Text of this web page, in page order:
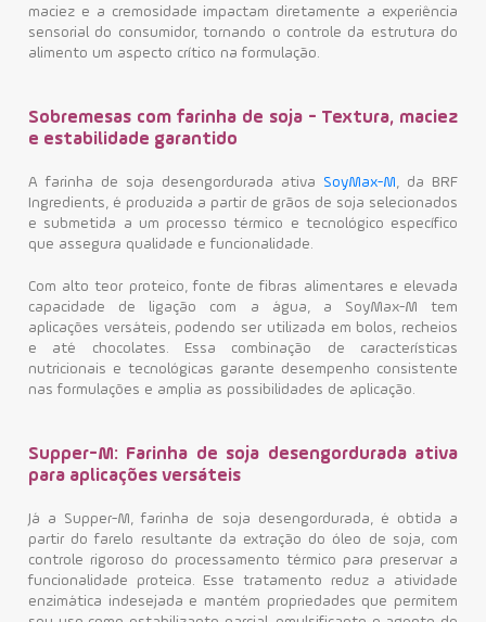
maciez e a cremosidade impactam diretamente a experiência
sensorial do consumidor, tornando o controle da estrutura do
alimento um aspecto crítico na formulação.
Sobremesas com farinha de soja - Textura, maciez
e estabilidade garantido
A farinha de soja desengordurada ativa SoyMax-M, da BRF
Ingredients, é produzida a partir de grãos de soja selecionados
e submetida a um processo térmico e tecnológico específico
que assegura qualidade e funcionalidade.
Com alto teor proteico, fonte de fibras alimentares e elevada
capacidade de ligação com a água, a SoyMax-M tem
aplicações versáteis, podendo ser utilizada em bolos, recheios
e até chocolates. Essa combinação de características
nutricionais e tecnológicas garante desempenho consistente
nas formulações e amplia as possibilidades de aplicação.
Supper-M: Farinha de soja desengordurada ativa
para aplicações versáteis
Já a Supper-M, farinha de soja desengordurada, é obtida a
partir do farelo resultante da extração do óleo de soja, com
controle rigoroso do processamento térmico para preservar a
funcionalidade proteica. Esse tratamento reduz a atividade
enzimática indesejada e mantém propriedades que permitem